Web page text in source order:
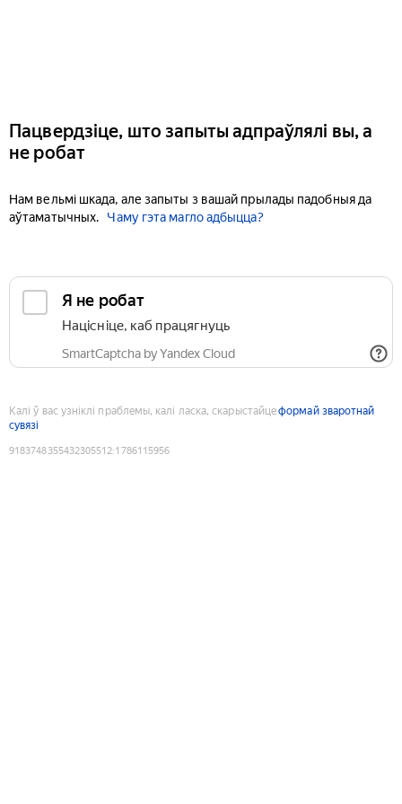
Пацвердзіце, што запыты адпраўлялі вы, а
не робат
Нам вельмі шкада, але запыты з вашай прылады падобныя да
аўтаматычных.
Чаму гэта магло адбыцца?
Я не робат
Націсніце, каб працягнуць
SmartCaptcha by Yandex Cloud
Калі ў вас узніклі праблемы, калі ласка, скарыстайцеформай зваротнай
сувязі
9183748355432305512:1786115956